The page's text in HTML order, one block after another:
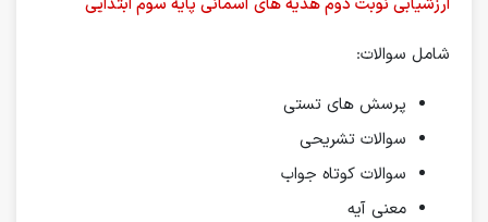
شامل سوالات:
پرسش های تستی
سوالات تشریحی
سوالات کوتاه جواب
معنی آیه